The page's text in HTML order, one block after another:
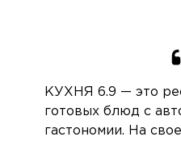
КУХНЯ 6.9 — это
готовых блюд с
гастономии. На